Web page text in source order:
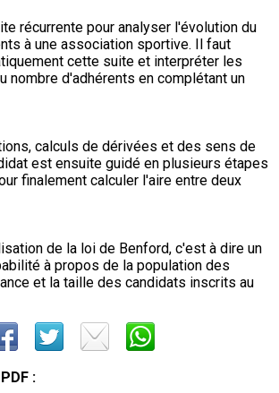
récurrente pour analyser l'évolution du
à une association sportive. Il faut
cette suite et interpréter les
nombre d'adhérents en complétant un
calculs de dérivées et des sens de
est ensuite guidé en plusieurs étapes
finalement calculer l'aire entre deux
de la loi de Benford, c'est à dire un
à propos de la population des
et la taille des candidats inscrits au
: